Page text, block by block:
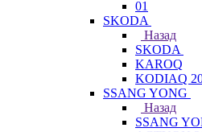
01
SKODA
Назад
SKODA
KAROQ
KODIAQ
SSANG YONG
Назад
SSANG